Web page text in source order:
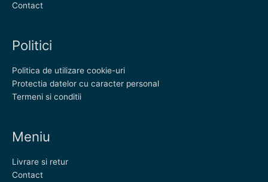
Contact
Politici
Politica de utilizare cookie-uri
Protectia datelor cu caracter personal
Termeni si conditii
Meniu
Livrare si retur
Contact